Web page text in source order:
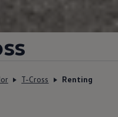
T-Cross Renting